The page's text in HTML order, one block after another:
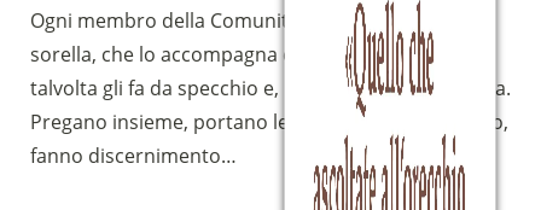
Ogni membro della Comunità ha un fratello, una
sorella, che lo accompagna e lo sostiene, che
talvolta gli fa da specchio e, non di meno, lo provoca.
Pregano insieme, portano le questioni davanti a Dio,
fanno discernimento…